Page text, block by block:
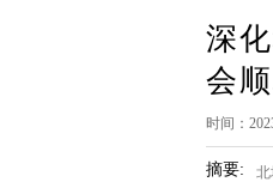
深
会
时间：
摘要:
北